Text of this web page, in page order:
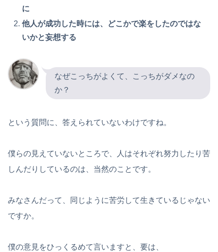
に
他人が成功した時には、どこかで楽をしたのではな
いかと妄想する
なぜこっちがよくて、こっちがダメなの
か？
という質問に、答えられていないわけですね。
僕らの見えていないところで、人はそれぞれ努力したり苦
しんだりしているのは、当然のことです。
みなさんだって、同じように苦労して生きているじゃない
ですか。
僕の意見をひっくるめて言いますと、要は、